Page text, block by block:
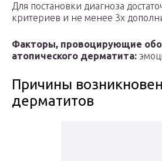
Для постановки диагноза
критериев и не менее 3х
Факторы, провоцирующие
атопического дерматита:
Причины
дерматитов